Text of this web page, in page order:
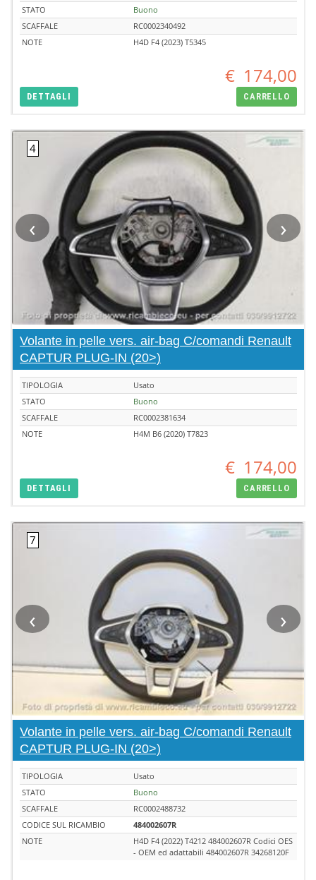
STATO
Buono
SCAFFALE
RC0002340492
NOTE
H4D F4 (2023) T5345
€ 174,00
DETTAGLI CARRELLO
‹ ›
Volante in pelle vers. air-bag C/comandi Renault
CAPTUR PLUG-IN (20>)
TIPOLOGIA
Usato
STATO
Buono
SCAFFALE
RC0002381634
NOTE
H4M B6 (2020) T7823
€ 174,00
DETTAGLI CARRELLO
‹ ›
Volante in pelle vers. air-bag C/comandi Renault
CAPTUR PLUG-IN (20>)
TIPOLOGIA
Usato
STATO
Buono
SCAFFALE
RC0002488732
CODICE SUL RICAMBIO
484002607R
NOTE
H4D F4 (2022) T4212 484002607R Codici OES
- OEM ed adattabili 484002607R 34268120F